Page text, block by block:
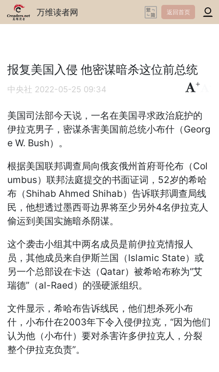
万维读者网 返回首页
报复美国入侵 他密谋暗杀这位前总统
中央社 2022-05-25 09:34
+
美国司法部今天说，一名在美国寻求政治庇护的
伊拉克男子，密谋杀害美国前总统小布什（Georg
e W. Bush）。
根据美国联邦调查局向俄亥俄州首府哥伦布（Col
umbus）联邦法庭提交的书面证词，52岁的希哈
布（Shihab Ahmed Shihab）告诉联邦调查局线
民，他想透过墨西哥边界将至少另外4名伊拉克人
偷运到美国实施暗杀阴谋。
这个袭击小组其中两名成员是前伊拉克情报人
员，其他成员来自伊斯兰国（Islamic State）或
另一个总部设在卡达（Qatar）被希哈布称为“艾
瑞德”（al-Raed）的强硬派组织。
文件显示，希哈布告诉线民，他们想杀死小布
什，小布什在2003年下令入侵伊拉克，“因为他们
认为他（小布什）要对杀害许多伊拉克人，分裂
整个伊拉克负责”。